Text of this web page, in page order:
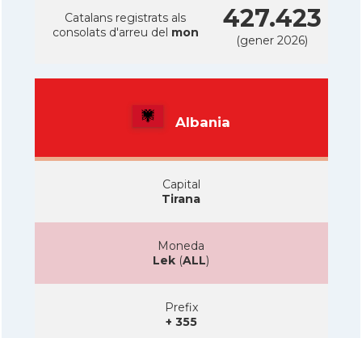
Catalans registrats als
consolats d'arreu del mon 427.423
(gener 2026)
Albania
Capital
Tirana
Moneda
Lek (ALL)
Prefix
+ 355